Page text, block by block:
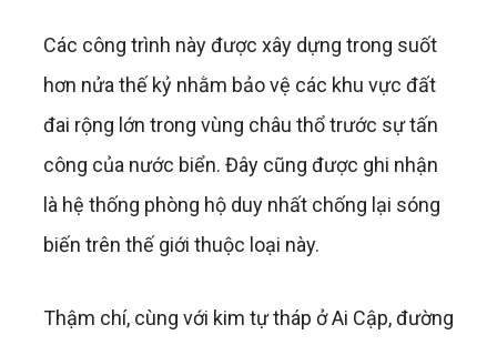
Các công trình này được xây dựng trong suốt
hơn nửa thế kỷ nhằm bảo vệ các khu vực đất
đai rộng lớn trong vùng châu thổ trước sự tấn
công của nước biển. Đây cũng được ghi nhận
là hệ thống phòng hộ duy nhất chống lại sóng
biến trên thế giới thuộc loại này.
Thậm chí, cùng với kim tự tháp ở Ai Cập, đường